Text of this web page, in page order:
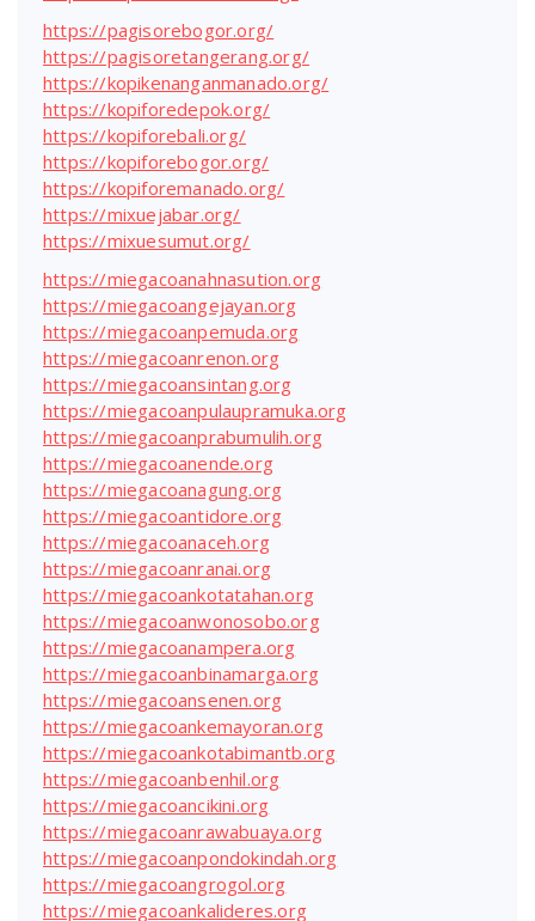
https://pagisorebogor.org/
https://pagisoretangerang.org/
https://kopikenanganmanado.org/
https://kopiforedepok.org/
https://kopiforebali.org/
https://kopiforebogor.org/
https://kopiforemanado.org/
https://mixuejabar.org/
https://mixuesumut.org/
https://miegacoanahnasution.org
https://miegacoangejayan.org
https://miegacoanpemuda.org
https://miegacoanrenon.org
https://miegacoansintang.org
https://miegacoanpulaupramuka.org
https://miegacoanprabumulih.org
https://miegacoanende.org
https://miegacoanagung.org
https://miegacoantidore.org
https://miegacoanaceh.org
https://miegacoanranai.org
https://miegacoankotatahan.org
https://miegacoanwonosobo.org
https://miegacoanampera.org
https://miegacoanbinamarga.org
https://miegacoansenen.org
https://miegacoankemayoran.org
https://miegacoankotabimantb.org
https://miegacoanbenhil.org
https://miegacoancikini.org
https://miegacoanrawabuaya.org
https://miegacoanpondokindah.org
https://miegacoangrogol.org
https://miegacoankalideres.org